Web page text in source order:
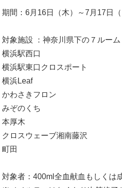
期間：6月16日（木）～7月17日（
対象施設 ：神奈川県下の７ルー
横浜駅西口
横浜駅東口クロスポート
横浜Leaf
かわさきフロン
みぞのくち
本厚木
クロスウェーブ湘南藤沢
町田
対象者：400ml全血献血もしくは